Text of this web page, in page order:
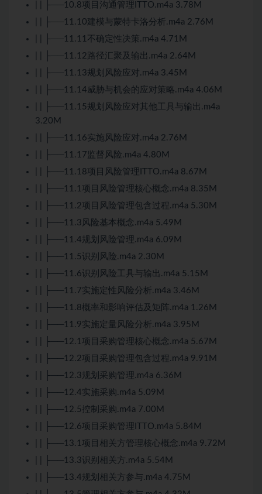
| | ├──10.8项目沟通管理ITTO.m4a 3.78M
| | ├──11.10建模与蒙特卡洛分析.m4a 2.76M
| | ├──11.11不确定性决策.m4a 4.71M
| | ├──11.12路径汇聚及输出.m4a 2.64M
| | ├──11.13规划风险应对.m4a 3.45M
| | ├──11.14威胁与机会的应对策略.m4a 4.06M
| | ├──11.15规划风险应对其他工具与输出.m4a
3.20M
| | ├──11.16实施风险应对.m4a 2.76M
| | ├──11.17监督风险.m4a 4.80M
| | ├──11.18项目风险管理ITTO.m4a 8.67M
| | ├──11.1项目风险管理核心概念.m4a 8.35M
| | ├──11.2项目风险管理包含过程.m4a 5.30M
| | ├──11.3风险基本概念.m4a 5.49M
| | ├──11.4规划风险管理.m4a 6.09M
| | ├──11.5识别风险.m4a 2.30M
| | ├──11.6识别风险工具与输出.m4a 5.15M
| | ├──11.7实施定性风险分析.m4a 3.46M
| | ├──11.8概率和影响评估及矩阵.m4a 1.26M
| | ├──11.9实施定量风险分析.m4a 3.95M
| | ├──12.1项目采购管理核心概念.m4a 5.67M
| | ├──12.2项目采购管理包含过程.m4a 9.91M
| | ├──12.3规划采购管理.m4a 6.36M
| | ├──12.4实施采购.m4a 5.09M
| | ├──12.5控制采购.m4a 7.00M
| | ├──12.6项目采购管理ITTO.m4a 5.84M
| | ├──13.1项目相关方管理核心概念.m4a 9.72M
| | ├──13.3识别相关方.m4a 5.54M
| | ├──13.4规划相关方参与.m4a 4.75M